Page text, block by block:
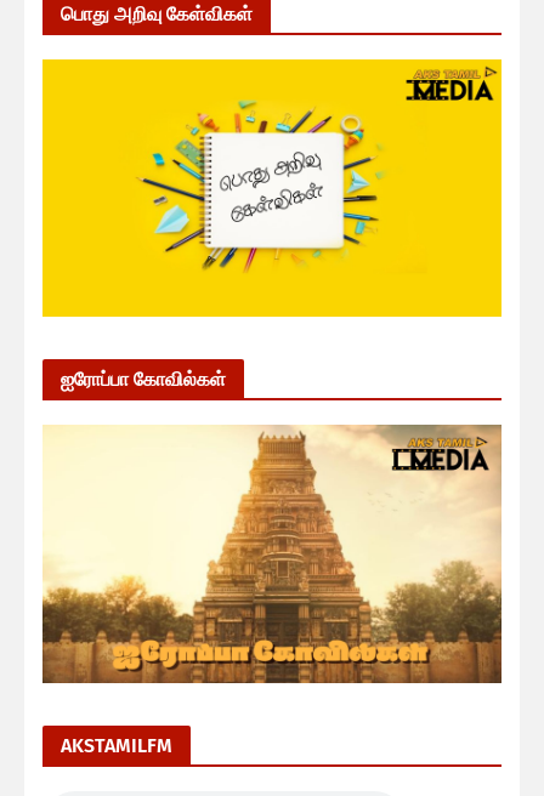
பொது அறிவு கேள்விகள்
ஐரோப்பா கோவில்கள்
AKSTAMILFM